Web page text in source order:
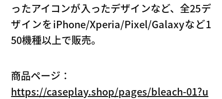
ったアイコンが入ったデザインなど、全25デ
ザインをiPhone/Xperia/Pixel/Galaxyなど1
50機種以上で販売。
商品ページ：
https://caseplay.shop/pages/bleach-01?u